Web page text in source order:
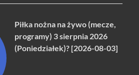
Piłka nożna na żywo (mecze,
programy) 3 sierpnia 2026
(Poniedziałek)? [2026-08-03]